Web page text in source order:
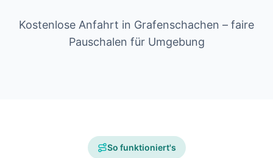
Kostenlose Anfahrt in Grafenschachen – faire
Pauschalen für Umgebung
So funktioniert's